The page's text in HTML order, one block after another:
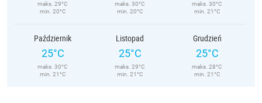
maks. 29°C
min. 20°C
maks. 30°C
min. 20°C
maks. 30°C
min. 21°C
Październik
25°C
maks. 30°C
min. 21°C
Listopad
25°C
maks. 29°C
min. 21°C
Grudzień
25°C
maks. 28°C
min. 21°C